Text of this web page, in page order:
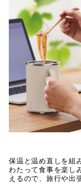
保温と温め直しを組
わたって食事を楽し
えるので、旅行や出